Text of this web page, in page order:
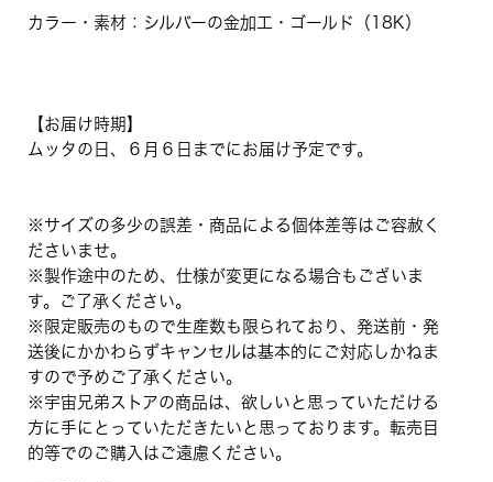
カラー・素材：シルバーの金加工・ゴールド（18K）
【お届け時期】
ムッタの日、６月６日までにお届け予定です。
※サイズの多少の誤差・商品による個体差等はご容赦く
ださいませ。
※製作途中のため、仕様が変更になる場合もございま
す。ご了承ください。
※限定販売のもので生産数も限られており、発送前・発
送後にかかわらずキャンセルは基本的にご対応しかねま
すので予めご了承ください。
※宇宙兄弟ストアの商品は、欲しいと思っていただける
方に手にとっていただきたいと思っております。転売目
的等でのご購入はご遠慮ください。